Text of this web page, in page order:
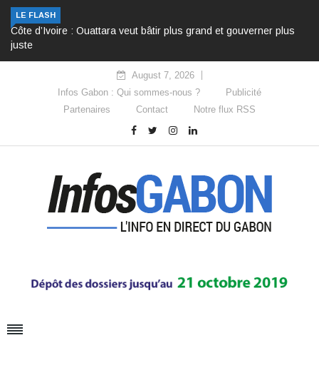
LE FLASH
Côte d’Ivoire : Ouattara veut bâtir plus grand et gouverner plus
juste
August 7, 2026
Infos Gabon : Qui sommes-nous ?
Publicité
Partenaires
Contact Notre flux RSS